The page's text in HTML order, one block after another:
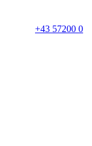
+43 57200 0